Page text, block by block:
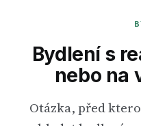
Bydlení s
nebo na
Otázka, před